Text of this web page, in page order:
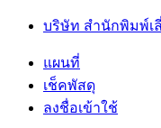
Skip
navigation
Skip
บริษัท สำนักพิมพ์เ
แผนที่
เช็คพัสดุ
ลงชื่อเข้าใช้